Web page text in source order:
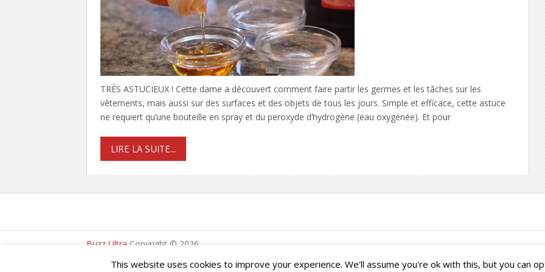
TRÈS ASTUCIEUX ! Cette dame a découvert comment faire partir les germes et les tâches sur les
vêtements, mais aussi sur des surfaces et des objets de tous les jours. Simple et efficace, cette astuce
ne requiert qu’une bouteille en spray et du peroxyde d’hydrogène (eau oxygénée). Et pour
LIRE LA SUITE...
Buzz Ultra Copyright © 2026.
This website uses cookies to improve your experience. We'll assume you're ok with this, but you can
Français English ( Anglais)